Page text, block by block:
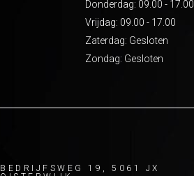
Donderdag: 09.00 - 17.00
Vrijdag: 09.00 - 17.00
Zaterdag: Gesloten
Zondag: Gesloten
BEDRIJFSWEG 19, 5061 JX